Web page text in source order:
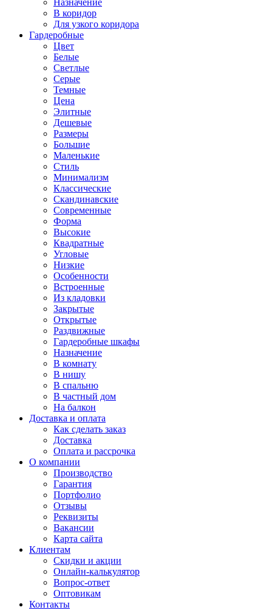
Назначение
В коридор
Для узкого коридора
Гардеробные
Цвет
Белые
Светлые
Серые
Темные
Цена
Элитные
Дешевые
Размеры
Большие
Маленькие
Стиль
Минимализм
Классические
Скандинавские
Современные
Форма
Высокие
Квадратные
Угловые
Низкие
Особенности
Встроенные
Из кладовки
Закрытые
Открытые
Раздвижные
Гардеробные шкафы
Назначение
В комнату
В нишу
В спальню
В частный дом
На балкон
Доставка и оплата
Как сделать заказ
Доставка
Оплата и рассрочка
О компании
Производство
Гарантия
Портфолио
Отзывы
Реквизиты
Вакансии
Карта сайта
Клиентам
Скидки и акции
Онлайн-калькулятор
Вопрос-ответ
Оптовикам
Контакты